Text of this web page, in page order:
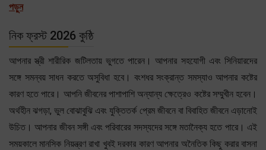
পড়ুন
নিক ফ্রস্ট 2026 কুষ্ঠি
আপনার স্ত্রী শারীরিক জটিলতায় ভুগতে পারেন। আপনার সহযোগী এবং সিনিয়ারদের
সঙ্গে সমন্বয় সাধন করতে অসুবিধা হবে। বংশধর সংক্রান্ত সমস্যাও আপনার কষ্টের
কারণ হতে পারে। আপনি জীবনের পাশাপাশি অন্যান্য ক্ষেত্রেও কষ্টের সম্মুখীন হবেন।
অর্থহীন ঝগড়া, ভুল বোঝাবুঝি এবং যুক্তিতর্ক প্রেম জীবনে বা বিবাহিত জীবনে এড়ানোই
উচিত। আপনার জীবন সঙ্গী এবং পরিবারের সদস্যদের সঙ্গে মতানৈক্য হতে পারে। এই
সময়কালে মানসিক নিয়ন্ত্রণ রাখা খুবই দরকার কারণ আপনার অনৈতিক কিছু করার বাসনা